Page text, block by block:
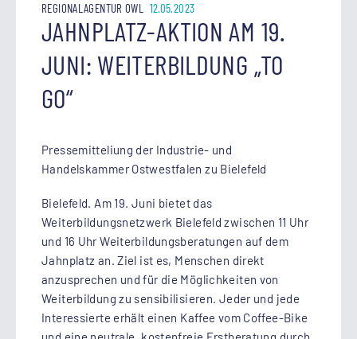
REGIONALAGENTUR OWL 12.05.2023
JAHNPLATZ-AKTION AM 19.
JUNI: WEITERBILDUNG „TO
GO“
Pressemitteliung der Industrie- und
Handelskammer Ostwestfalen zu Bielefeld
Bielefeld. Am 19. Juni bietet das
Weiterbildungsnetzwerk Bielefeld zwischen 11 Uhr
und 16 Uhr Weiterbildungsberatungen auf dem
Jahnplatz an. Ziel ist es, Menschen direkt
anzusprechen und für die Möglichkeiten von
Weiterbildung zu sensibilisieren. Jeder und jede
Interessierte erhält einen Kaffee vom Coffee-Bike